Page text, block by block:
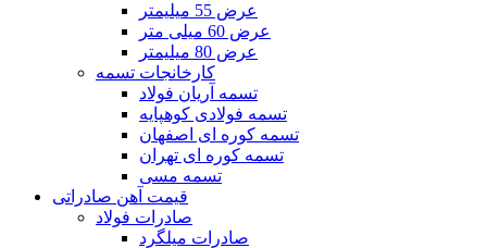
عرض 55 میلیمتر
عرض 60 میلی متر
عرض 80 میلیمتر
کارخانجات تسمه
تسمه آریان فولاد
تسمه فولادی کوهپایه
تسمه کوره ای اصفهان
تسمه کوره ای تهران
تسمه مسی
قیمت آهن صادراتی
صادرات فولاد
صادرات میلگرد